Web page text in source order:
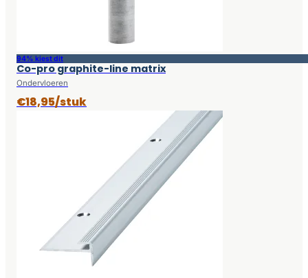
94% kiest dit
Co-pro graphite-line matrix
Ondervloeren
€18,95/stuk